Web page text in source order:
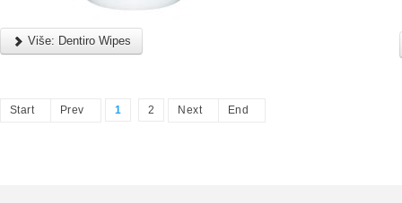
Više: Dentiro Wipes
Start Prev 1 2 Next End